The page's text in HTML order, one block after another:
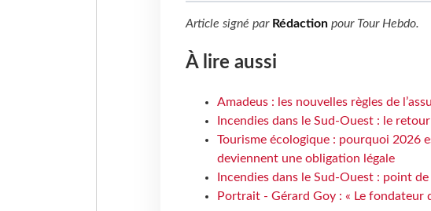
Article signé par Rédactionpour Tour Hebdo.
À lire aussi
Amadeus : les nouvelles règles de
Incendies dans le Sud-Ouest : le
Tourisme écologique : pourquoi 2026
deviennent une obligation légale
Incendies dans le Sud-Ouest : point
Portrait - Gérard Goy : « Le fondateur